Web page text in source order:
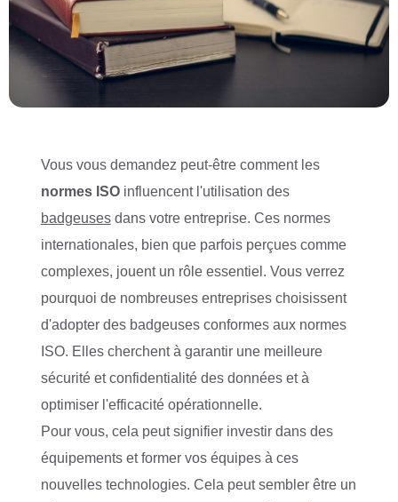
Vous vous demandez peut-être comment les
normes ISOinfluencent l'utilisation des
badgeusesdans votre entreprise. Ces normes
internationales, bien que parfois perçues comme
complexes, jouent un rôle essentiel. Vous verrez
pourquoi de nombreuses entreprises choisissent
d'adopter des badgeuses conformes aux normes
ISO. Elles cherchent à garantir une meilleure
sécurité et confidentialité des données et à
optimiser l'efficacité opérationnelle.
Pour vous, cela peut signifier investir dans des
équipements et former vos équipes à ces
nouvelles technologies. Cela peut sembler être un